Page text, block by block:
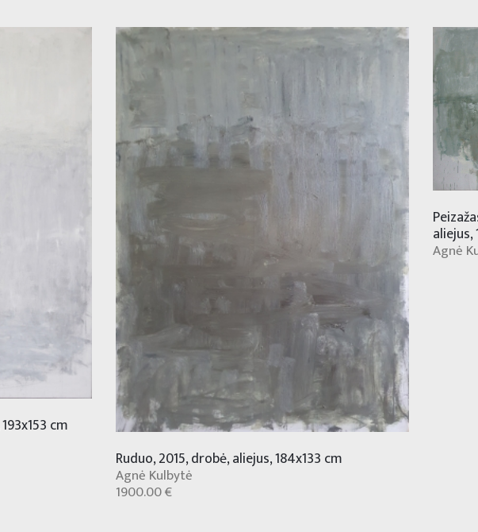
cm
Ruduo, 2015, drobė, aliejus, 184x133 cm
Agnė Kulbytė
1900.00 €
aliejus,
Agnė